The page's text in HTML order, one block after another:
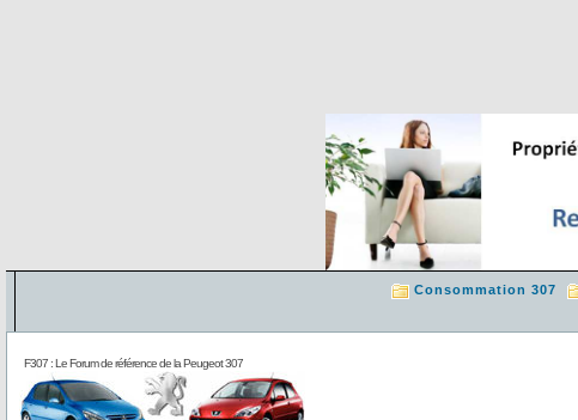
Consommation 307
F307 : Le Forum de référence de la Peugeot 307